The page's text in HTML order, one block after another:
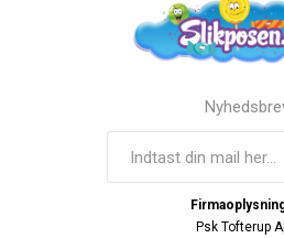
Psk Tofterup